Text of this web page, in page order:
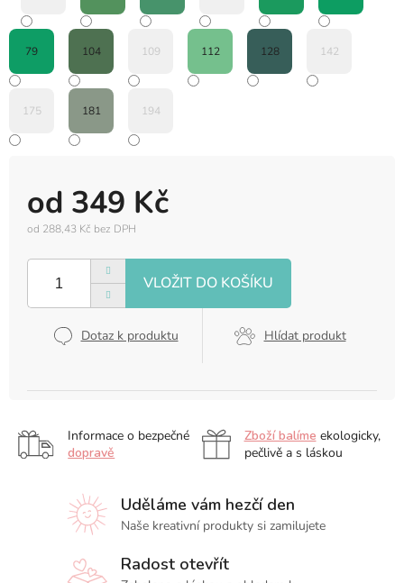
od 349 Kč
od 288,43 Kč bez DPH
cena:
Dotaz k produktu Hlídat produkt
79 104 109 112 128 142
175 181 194
Informace o bezpečné
dopravě
Zboží balíme ekologicky,
pečlivě a s láskou
Uděláme vám hezčí den
Naše kreativní produkty si zamilujete
Radost otevřít